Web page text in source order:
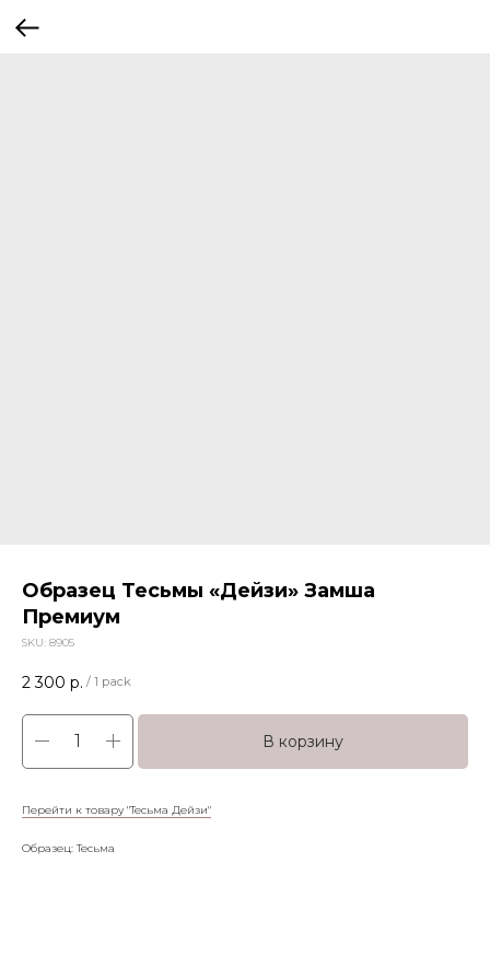
Образец Тесьмы «Дейзи» Замша
Премиум
SKU: 8905
2 300 р. / 1 pack
В корзину
Перейти к товару "Тесьма Дейзи"
Образец: Тесьма